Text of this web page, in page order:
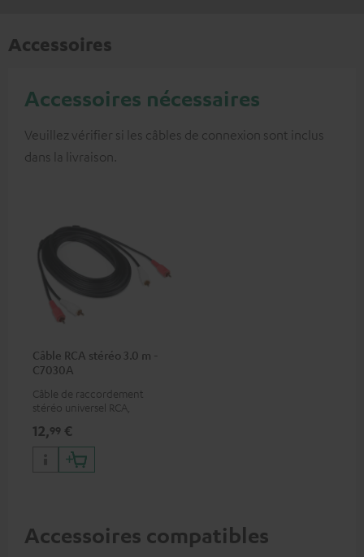
Accessoires
Accessoires nécessaires
Veuillez vérifier si les câbles de connexion sont inclus
dans la livraison.
Câble RCA stéréo 3.0 m -
C7030A
Câble de raccordement
stéréo universel RCA,
appareils équipés de prises
12,99 €
Accessoires compatibles